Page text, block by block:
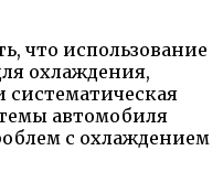
что использование
охлаждения,
систематическая
автомобиля
с охлаждением